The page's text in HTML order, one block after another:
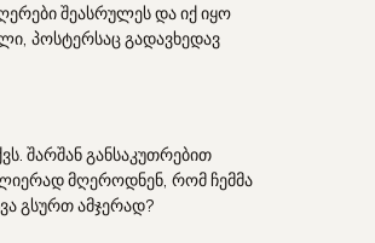
შეასრულეს და იქ იყო
პოსტერსაც გადავხედავ
შარშან განსაკუთრებით
მღეროდნენ, რომ ჩემმა
გსურთ ამჯერად?